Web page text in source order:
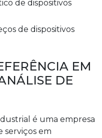
EM
DE
é uma empresa
serviços em